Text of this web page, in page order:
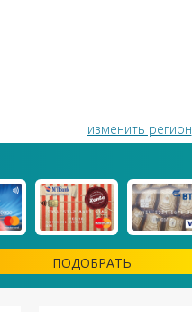
изменить регион
ПОДОБРАТЬ